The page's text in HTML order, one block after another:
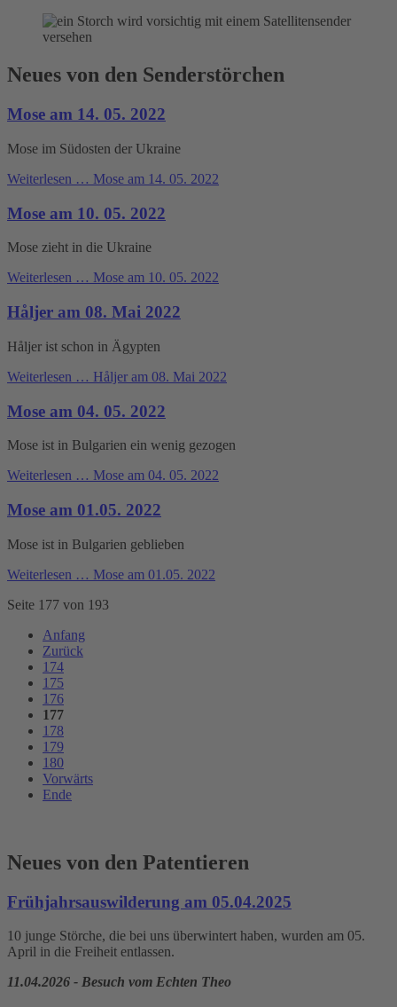
Neues von den Senderstörchen
Mose am 14. 05. 2022
Mose im Südosten der Ukraine
Weiterlesen … Mose am 14. 05. 2022
Mose am 10. 05. 2022
Mose zieht in die Ukraine
Weiterlesen … Mose am 10. 05. 2022
Håljer am 08. Mai 2022
Håljer ist schon in Ägypten
Weiterlesen … Håljer am 08. Mai 2022
Mose am 04. 05. 2022
Mose ist in Bulgarien ein wenig gezogen
Weiterlesen … Mose am 04. 05. 2022
Mose am 01.05. 2022
Mose ist in Bulgarien geblieben
Weiterlesen … Mose am 01.05. 2022
Seite 177 von 193
Anfang
Zurück
174
175
176
177
178
179
180
Vorwärts
Ende
Neues von den Patentieren
Frühjahrsauswilderung am 05.04.2025
10 junge Störche, die bei uns überwintert haben, wurden am 05.
April in die Freiheit entlassen.
11.04.2026 - Besuch vom Echten Theo